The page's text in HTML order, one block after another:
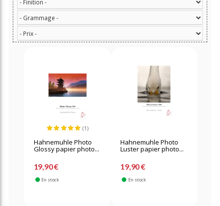
(1)
Hahnemuhle Photo
Glossy papier photo...
19,90 €
En stock
Hahnemuhle Photo
Luster papier photo...
19,90 €
En stock